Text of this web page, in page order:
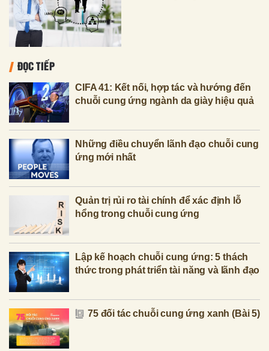
ĐỌC TIẾP
CIFA 41: Kết nối, hợp tác và hướng đến
chuỗi cung ứng ngành da giày hiệu quả
Những điều chuyển lãnh đạo chuỗi cung
ứng mới nhất
Quản trị rủi ro tài chính để xác định lỗ
hổng trong chuỗi cung ứng
Lập kế hoạch chuỗi cung ứng: 5 thách
thức trong phát triển tài năng và lãnh đạo
75 đối tác chuỗi cung ứng xanh (Bài 5)